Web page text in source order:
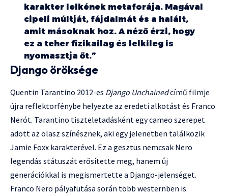
karakter lelkének metaforája. Magával
cipeli múltját, fájdalmát és a halált,
amit másoknak hoz. A néző érzi, hogy
ez a teher fizikailag és lelkileg is
nyomasztja őt.”
Django öröksége
Quentin Tarantino 2012-es Django Unchainedcímű filmje
újra reflektorfénybe helyezte az eredeti alkotást és Franco
Nerót. Tarantino tiszteletadásként egy cameo szerepet
adott az olasz színésznek, aki egy jelenetben találkozik
Jamie Foxx karakterével. Ez a gesztus nemcsak Nero
legendás státuszát erősítette meg, hanem új
generációkkal is megismertette a Django-jelenséget.
Franco Nero pályafutása során több westernben is